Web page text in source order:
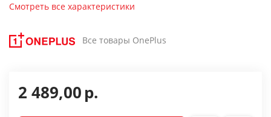
Смотреть все характеристики
Все товары OnePlus
2 489,00р.